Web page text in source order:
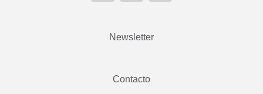
Newsletter
Contacto